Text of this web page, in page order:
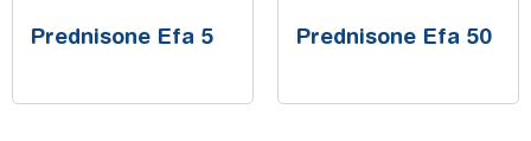
Prednisone Efa 5 Prednisone Efa 50